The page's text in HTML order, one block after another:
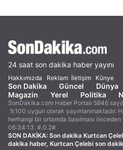
24 saat son dakika haber yayını
Hakkımızda Reklam İletişim Künye
Son Dakika Güncel Dünya
Magazin
Yerel Politika
SonDakika.com Haber Portalı 5846
%100 uygun olarak yayınlanmaktadır.
herhangi bir ortamda basılması
06:34:13. #.0.2#
SON DAKİKA: Son dakika Kurtcan
dakika haber, Kurtcan Çelebi son